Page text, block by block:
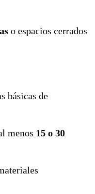
o espacios cerrados
básicas de
menos 15 o 30